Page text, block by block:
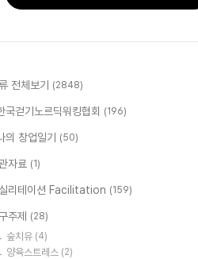
전체보기 (2848)
국걷기노르딕워킹협회 (196)
의 창업일기 (50)
자료 (1)
리테이션 Facilitation (159)
주제 (28)
숲치유 (4)
양육스트레스 (2)